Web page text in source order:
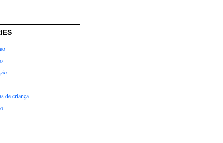
de criança